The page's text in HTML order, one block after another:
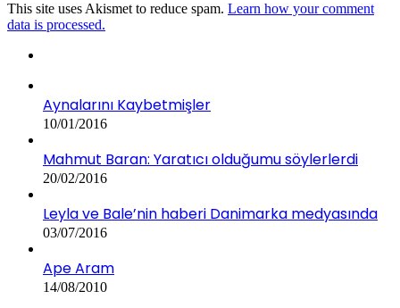
This site uses Akismet to reduce spam. Learn how your comment
data is processed.
Aynalarını Kaybetmişler
10/01/2016
Mahmut Baran: Yaratıcı olduğumu söylerlerdi
20/02/2016
Leyla ve Bale’nin haberi Danimarka medyasında
03/07/2016
Ape Aram
14/08/2010